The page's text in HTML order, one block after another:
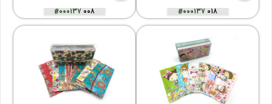
#۰۰۰۱۳۷۰۰۸ #۰۰۰۱۳۷۰۱۸